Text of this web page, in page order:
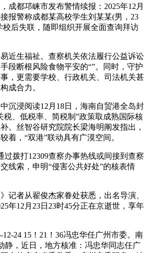
都邛崃市发布警情续报：2025年12月
报警称成都某高校学生刘某某(男，23
校后失联，随即组织开展全面查询拜访
生福祉。查察机关依法履行公益诉讼
段断根风险食物平安的“”。同时，守护
，更需要学校、行政机关、司法机关甚
成合力。
浸阅读12月18日，海南自贸港全岛封
税、低税率、简税制”政策取成熟国际核
。丝智谷研究院院长梁海明阐发指出，
着，“双港”联动具有广漠空间。
拨打12309查察办事热线或间接到查察
线索，申明“侵害公共好处”的核表情
者从翟俊杰家眷处获悉，出名导演、
年12月23日23时45分正在京逝世，享年
24 15！21！36冯忠华任广州市委。南
静，近日，地方核准：冯忠华同志任广